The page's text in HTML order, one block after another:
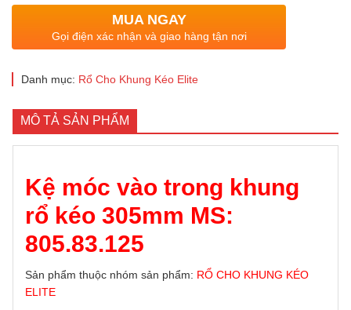
968.000 ₫.là:
822.800 ₫.
MUA NGAY
Gọi điện xác nhận và giao hàng tận nơi
Danh mục: Rổ Cho Khung Kéo Elite
MÔ TẢ SẢN PHẨM
Kệ móc vào trong khung
rổ kéo 305mm MS:
805.83.125
Sản phẩm thuộc nhóm sản phẩm: RỔ CHO KHUNG KÉO
ELITE